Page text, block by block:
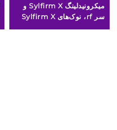
میکرونیدلینگ Sylfirm X و
سر rf، نوک‌های Sylfirm X
X-25